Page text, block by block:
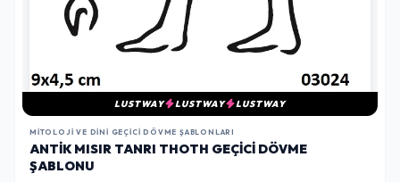
LUSTWAY LUSTWAY LUSTWAY
MITOLOJI VE DINI GEÇICI DÖVME ŞABLONLARI
ANTIK MISIR TANRI THOTH GEÇICI DÖVME
ŞABLONU